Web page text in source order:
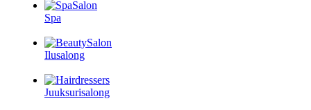
Spa
Ilusalong
Juuksurisalong